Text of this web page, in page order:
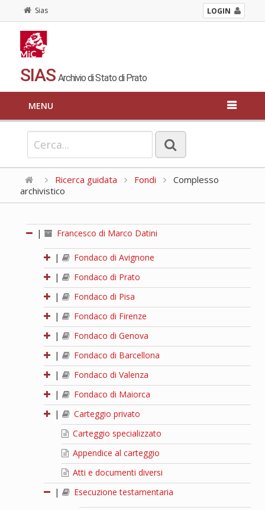
Sias LOGIN
SIAS Archivio di Stato di Prato
MENU
Ricerca guidata Fondi
Complesso
archivistico
| Francesco di Marco Datini
|
Fondaco di Avignone
|
Fondaco di Prato
|
Fondaco di Pisa
|
Fondaco di Firenze
|
Fondaco di Genova
|
Fondaco di Barcellona
|
Fondaco di Valenza
|
Fondaco di Maiorca
|
Carteggio privato
Carteggio specializzato
Appendice al carteggio
Atti e documenti diversi
|
Esecuzione testamentaria